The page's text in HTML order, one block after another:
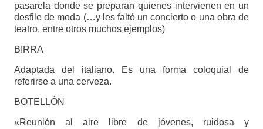
pasarela donde se preparan quienes intervienen en un
desfile de moda (…y les faltó un concierto o una obra de
teatro, entre otros muchos ejemplos)
BIRRA
Adaptada del italiano. Es una forma coloquial de
referirse a una cerveza.
BOTELLÓN
«Reunión al aire libre de jóvenes, ruidosa y